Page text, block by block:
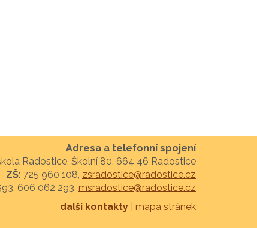
Adresa a telefonní spojení
Radostice, Školní 80, 664 46 Radostice
ZŠ: 725 960 108, zsradostice@radostice.cz
606 062 293, msradostice@radostice.cz
další kontakty
mapa stránek